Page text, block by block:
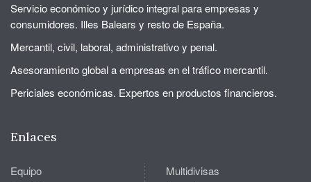
Servicio económico y jurídico integral para empresas y
consumidores. Illes Balears y resto de España.
Mercantil, civil, laboral, administrativo y penal.
Asesoramiento global a empresas en el tráfico mercantil.
Periciales económicas. Expertos en productos financieros.
Enlaces
Equipo
Multidivisas